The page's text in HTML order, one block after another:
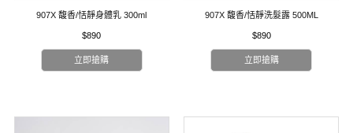
907X 馥香/恬靜身體乳 300ml
$890
立即搶購
907X 馥香/恬靜洗髮露 500ML
$890
立即搶購